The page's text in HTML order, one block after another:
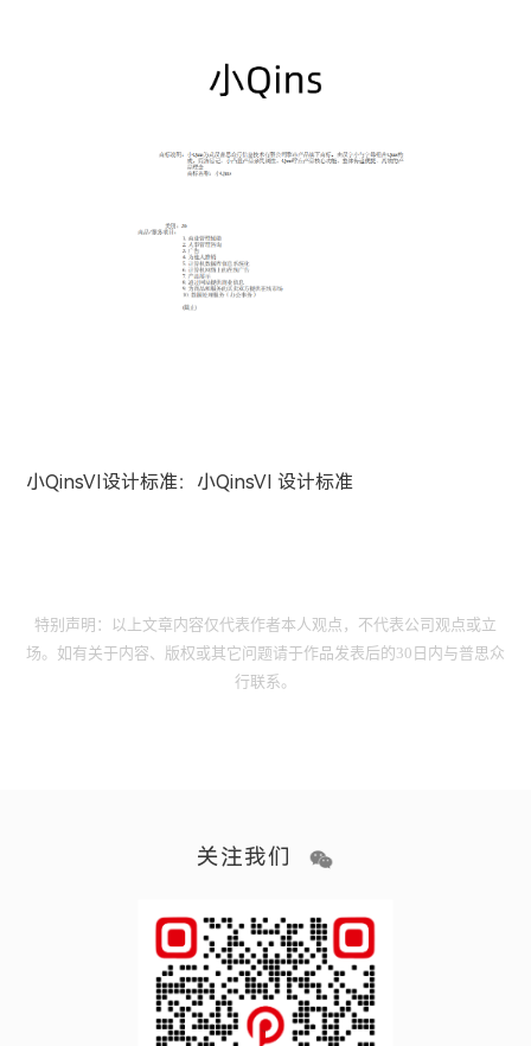
小QinsVI设计标准： 小QinsVI 设计标准
特别声明：以上文章内容仅代表作者本人观点，不代表公司观点或立
场。如有关于内容、版权或其它问题请于作品发表后的30日内与普思众
行联系。
关注我们